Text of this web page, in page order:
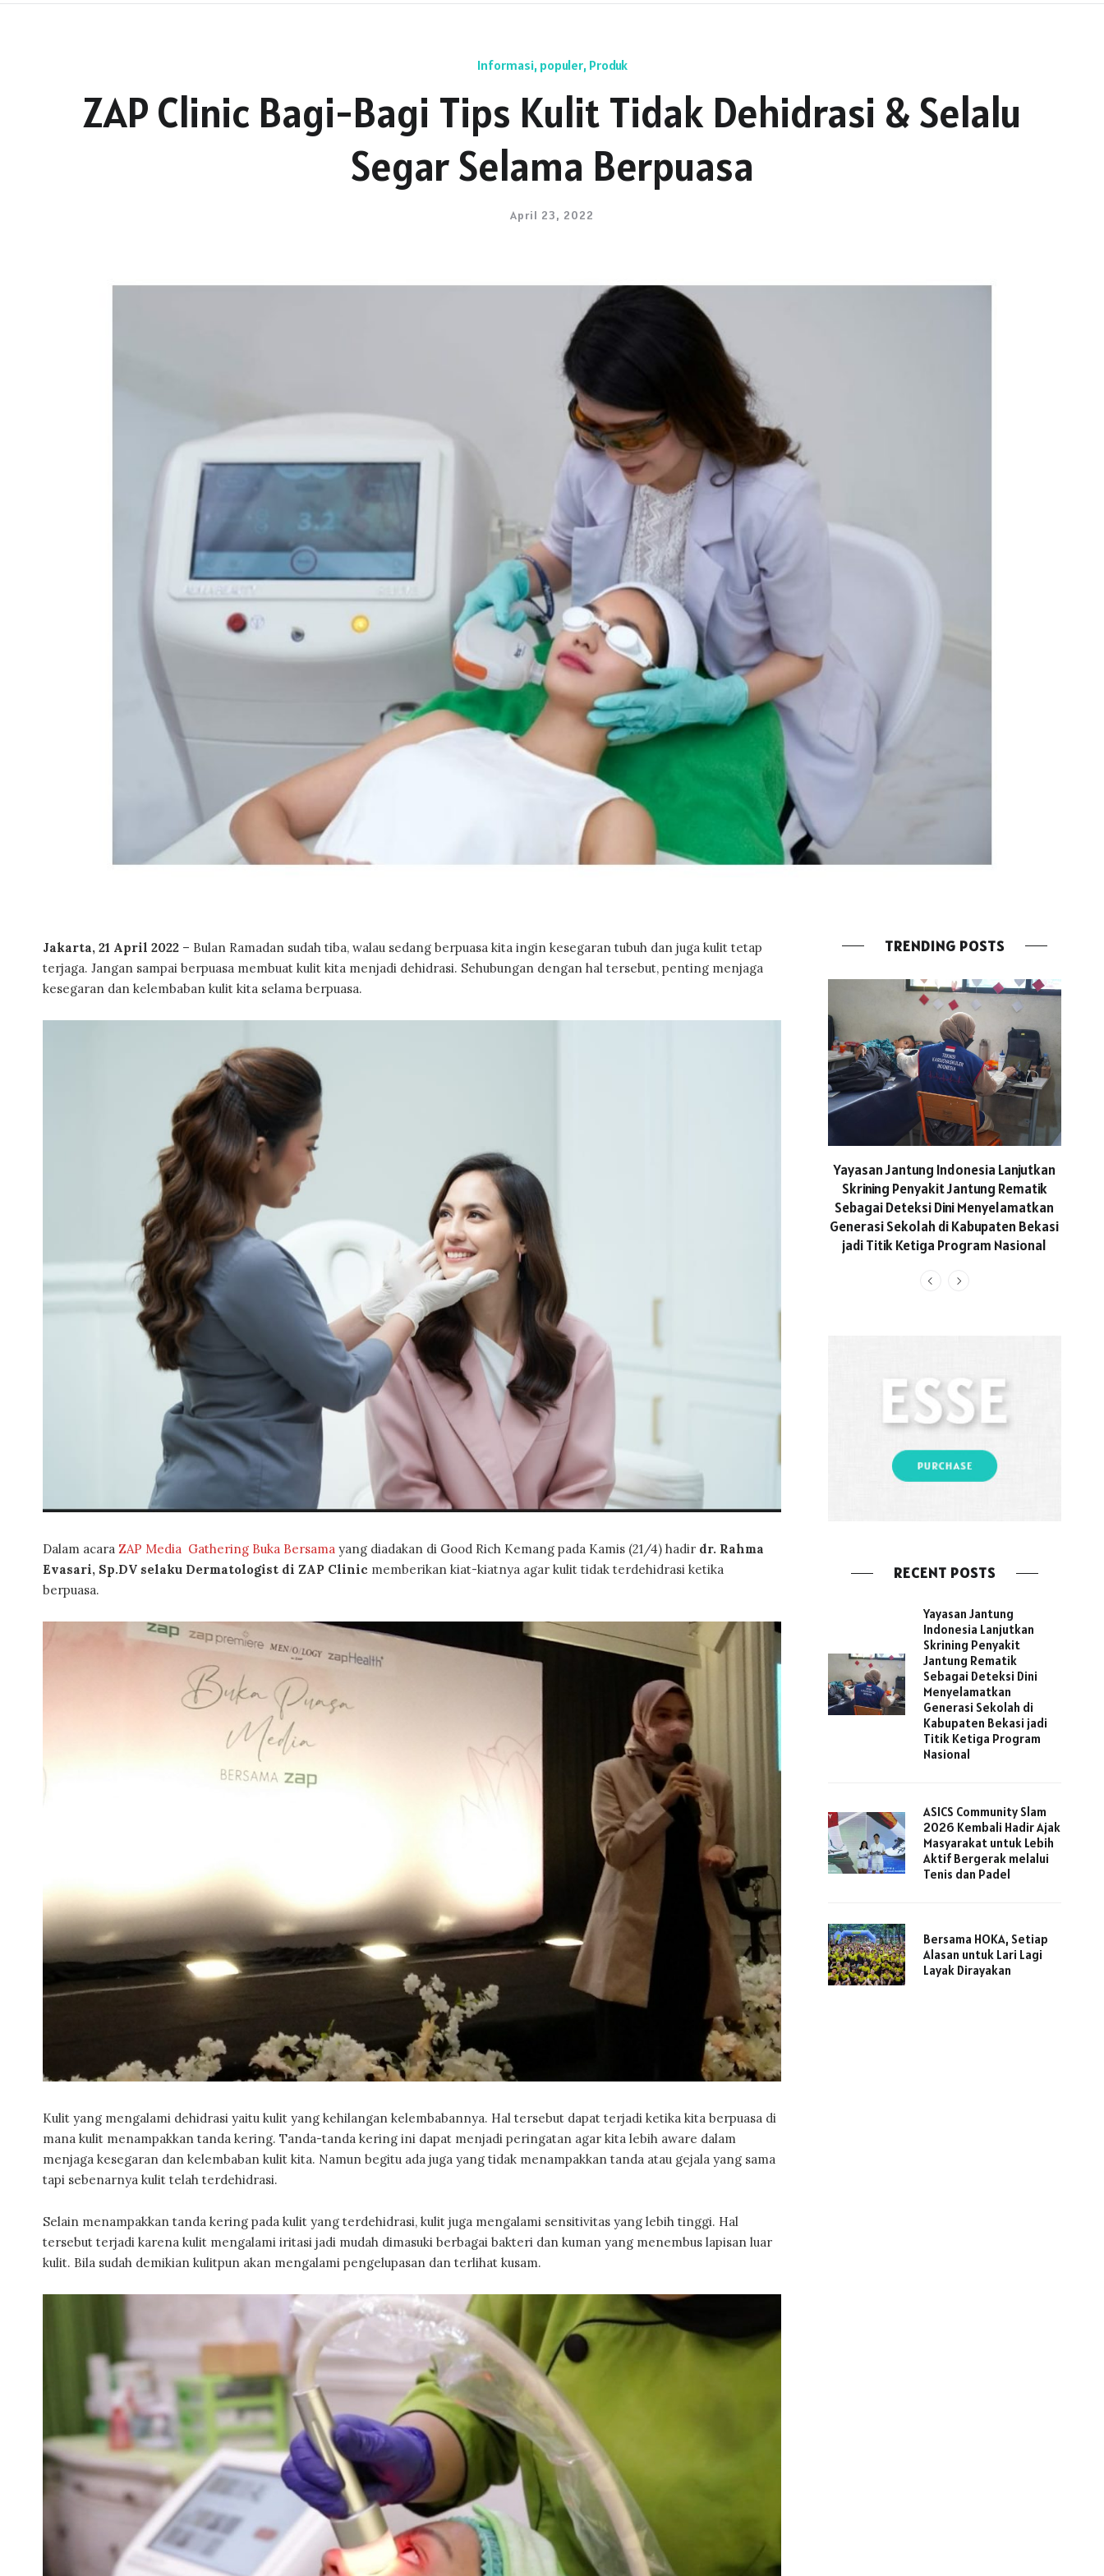
Informasi, populer, Produk
ZAP Clinic Bagi-Bagi Tips Kulit Tidak Dehidrasi & Selalu
Segar Selama Berpuasa
April 23, 2022
Jakarta, 21 April 2022 – Bulan Ramadan sudah tiba, walau sedang berpuasa kita ingin kesegaran tubuh dan juga kulit tetap
terjaga. Jangan sampai berpuasa membuat kulit kita menjadi dehidrasi. Sehubungan dengan hal tersebut, penting menjaga
kesegaran dan kelembaban kulit kita selama berpuasa.
Dalam acara ZAP Media Gathering Buka Bersama yang diadakan di Good Rich Kemang pada Kamis (21/4) hadir dr. Rahma
Evasari, Sp.DV selaku Dermatologist di ZAP Clinic memberikan kiat-kiatnya agar kulit tidak terdehidrasi ketika
berpuasa.
Kulit yang mengalami dehidrasi yaitu kulit yang kehilangan kelembabannya. Hal tersebut dapat terjadi ketika kita berpuasa di
mana kulit menampakkan tanda kering. Tanda-tanda kering ini dapat menjadi peringatan agar kita lebih aware dalam
menjaga kesegaran dan kelembaban kulit kita. Namun begitu ada juga yang tidak menampakkan tanda atau gejala yang sama
tapi sebenarnya kulit telah terdehidrasi.
Selain menampakkan tanda kering pada kulit yang terdehidrasi, kulit juga mengalami sensitivitas yang lebih tinggi. Hal
tersebut terjadi karena kulit mengalami iritasi jadi mudah dimasuki berbagai bakteri dan kuman yang menembus lapisan luar
kulit. Bila sudah demikian kulitpun akan mengalami pengelupasan dan terlihat kusam.
TRENDING POSTS
Yayasan Jantung Indonesia Lanjutkan
Skrining Penyakit Jantung Rematik
Sebagai Deteksi Dini Menyelamatkan
Generasi Sekolah di Kabupaten Bekasi
jadi Titik Ketiga Program Nasional
RECENT POSTS
Yayasan Jantung
Indonesia Lanjutkan
Skrining Penyakit
Jantung Rematik
Sebagai Deteksi Dini
Menyelamatkan
Generasi Sekolah di
Kabupaten Bekasi jadi
Titik Ketiga Program
Nasional
ASICS Community Slam
2026 Kembali Hadir Ajak
Masyarakat untuk Lebih
Aktif Bergerak melalui
Tenis dan Padel
Bersama HOKA, Setiap
Alasan untuk Lari Lagi
Layak Dirayakan